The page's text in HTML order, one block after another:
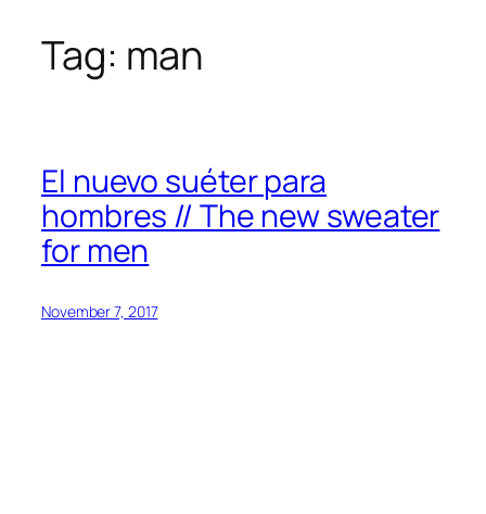
SkipTag: man
El nuevo suéter para
hombres // The new sweater
for men
November 7, 2017